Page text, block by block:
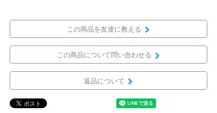
この商品を友達に教える
この商品について問い合わせる
返品について